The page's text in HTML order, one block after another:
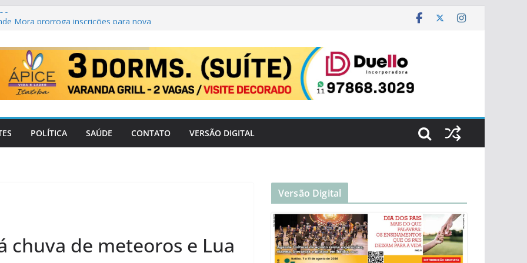
atualiza telefones de 24 unidades e
que muda para candidatos e eleitores?
POLÍTICA SAÚDE CONTATO VERSÃO DIGITAL
de meteoros e Lua
Versão Digital